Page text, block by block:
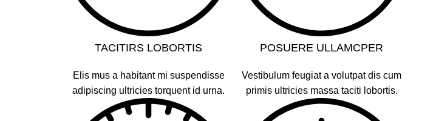
TACITIRS LOBORTIS
Elis mus a habitant mi suspendisse
adipiscing ultricies torquent id urna.
POSUERE ULLAMCPER
Vestibulum feugiat a volutpat dis cum
primis ultricies massa taciti lobortis.